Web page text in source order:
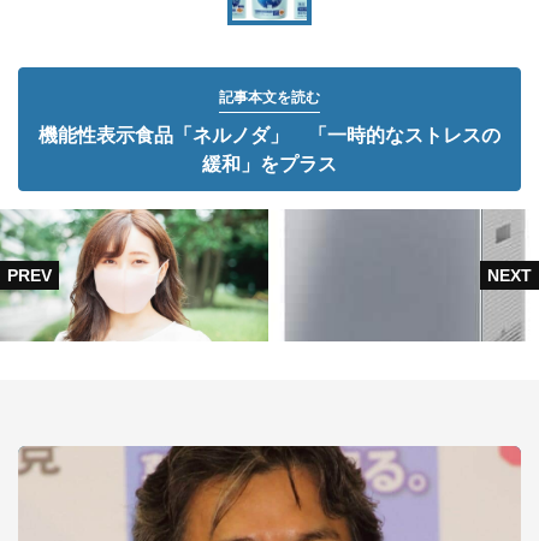
記事本文を読む
機能性表示食品「ネルノダ」 「一時的なストレスの
緩和」をプラス